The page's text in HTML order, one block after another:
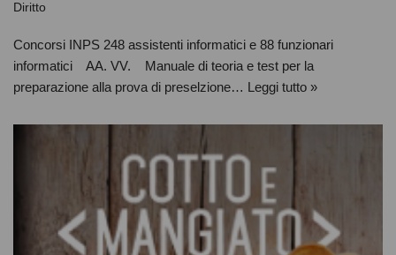
Diritto
Concorsi INPS 248 assistenti informatici e 88 funzionari
informatici AA. VV. Manuale di teoria e test per la
preparazione alla prova di preselzione… Leggi tutto »